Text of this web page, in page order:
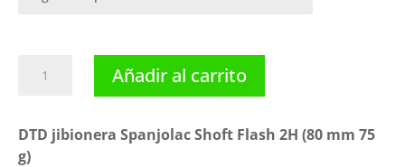
jibionera
Shoft
Flash
Añadir al carrito
DTD jibionera Spanjolac Shoft Flash 2H (80 mm 75
g)